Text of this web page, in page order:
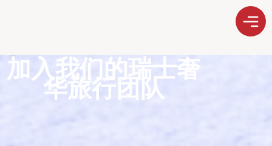
加入我们的瑞士奢
华旅行团队